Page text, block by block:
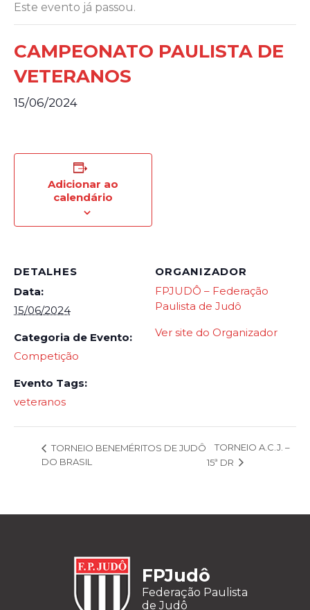
Este evento já passou.
CAMPEONATO PAULISTA DE
VETERANOS
15/06/2024
Adicionar ao
calendário
DETALHES
Data:
15/06/2024
Categoria de Evento:
Competição
Evento Tags:
veteranos
ORGANIZADOR
FPJUDÔ – Federação
Paulista de Judô
Ver site do Organizador
TORNEIO BENEMÉRITOS DE JUDÔ
DO BRASIL
TORNEIO A.C.J. –
15ª DR
FPJudô
Federação Paulista
de Judô